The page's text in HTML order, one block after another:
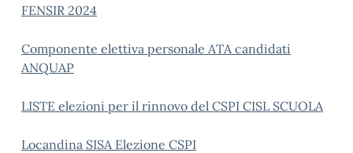
FENSIR 2024
Componente elettiva personale ATA candidati
ANQUAP
LISTE elezioni per il rinnovo del CSPI CISL SCUOLA
Locandina SISA Elezione CSPI